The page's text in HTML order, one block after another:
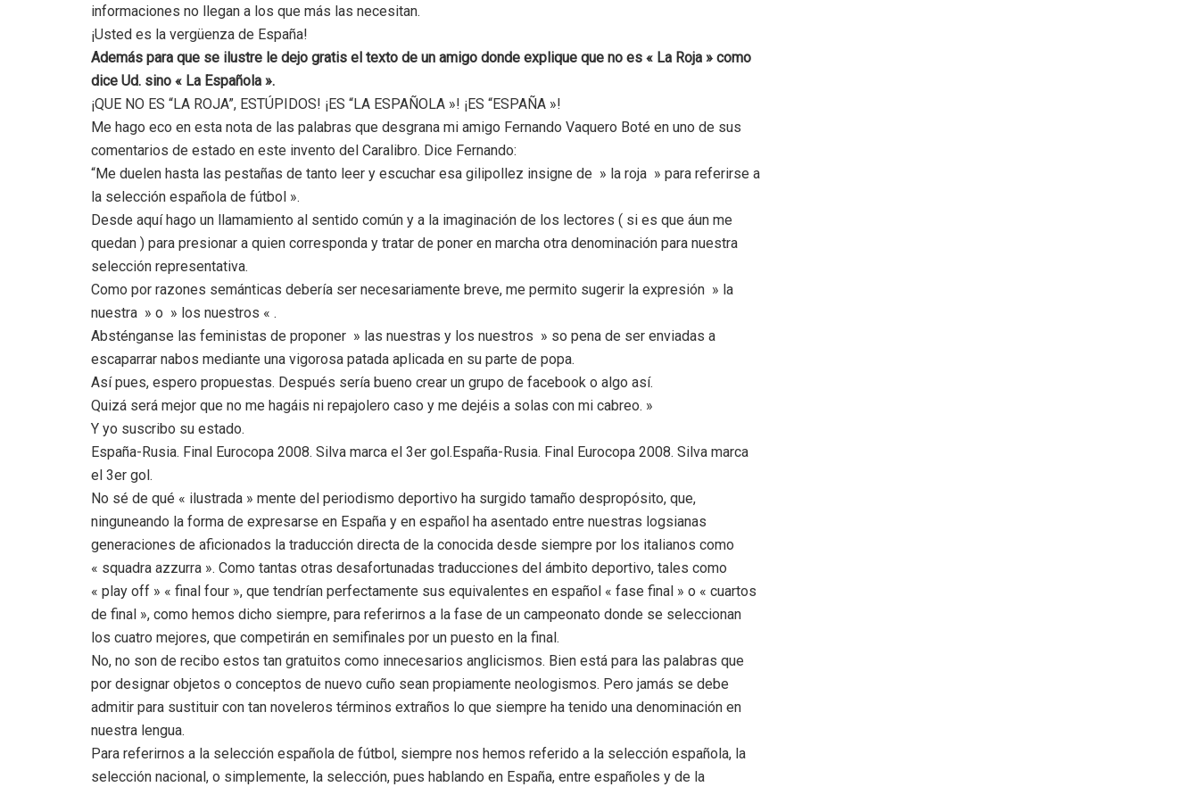
informaciones no llegan a los que más las necesitan.
¡Usted es la vergüenza de España!
Además para que se ilustre le dejo gratis el texto de un amigo donde explique que no es « La Roja » como
dice Ud. sino « La Española ».
¡QUE NO ES “LA ROJA”, ESTÚPIDOS! ¡ES “LA ESPAÑOLA »! ¡ES “ESPAÑA »!
Me hago eco en esta nota de las palabras que desgrana mi amigo Fernando Vaquero Boté en uno de sus
comentarios de estado en este invento del Caralibro. Dice Fernando:
“Me duelen hasta las pestañas de tanto leer y escuchar esa gilipollez insigne de » la roja » para referirse a
la selección española de fútbol ».
Desde aquí hago un llamamiento al sentido común y a la imaginación de los lectores ( si es que áun me
quedan ) para presionar a quien corresponda y tratar de poner en marcha otra denominación para nuestra
selección representativa.
Como por razones semánticas debería ser necesariamente breve, me permito sugerir la expresión » la
nuestra » o » los nuestros « .
Absténganse las feministas de proponer » las nuestras y los nuestros » so pena de ser enviadas a
escaparrar nabos mediante una vigorosa patada aplicada en su parte de popa.
Así pues, espero propuestas. Después sería bueno crear un grupo de facebook o algo así.
Quizá será mejor que no me hagáis ni repajolero caso y me dejéis a solas con mi cabreo. »
Y yo suscribo su estado.
España-Rusia. Final Eurocopa 2008. Silva marca el 3er gol.España-Rusia. Final Eurocopa 2008. Silva marca
el 3er gol.
No sé de qué « ilustrada » mente del periodismo deportivo ha surgido tamaño despropósito, que,
ninguneando la forma de expresarse en España y en español ha asentado entre nuestras logsianas
generaciones de aficionados la traducción directa de la conocida desde siempre por los italianos como
« squadra azzurra ». Como tantas otras desafortunadas traducciones del ámbito deportivo, tales como
« play off » « final four », que tendrían perfectamente sus equivalentes en español « fase final » o « cuartos
de final », como hemos dicho siempre, para referirnos a la fase de un campeonato donde se seleccionan
los cuatro mejores, que competirán en semifinales por un puesto en la final.
No, no son de recibo estos tan gratuitos como innecesarios anglicismos. Bien está para las palabras que
por designar objetos o conceptos de nuevo cuño sean propiamente neologismos. Pero jamás se debe
admitir para sustituir con tan noveleros términos extraños lo que siempre ha tenido una denominación en
nuestra lengua.
Para referirnos a la selección española de fútbol, siempre nos hemos referido a la selección española, la
selección nacional, o simplemente, la selección, pues hablando en España, entre españoles y de la